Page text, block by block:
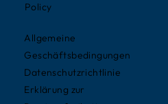
Policy
Allgemeine
Geschäftsbedingungen
Datenschutzrichtlinie
Erklärung zur